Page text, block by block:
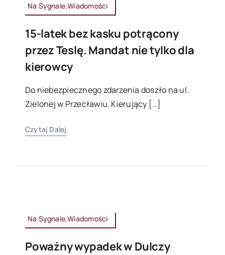
Na Sygnale,Wiadomości
15-latek bez kasku potrącony
przez Teslę. Mandat nie tylko dla
kierowcy
Do niebezpiecznego zdarzenia doszło na ul.
Zielonej w Przecławiu. Kierujący […]
Czytaj Dalej
Na Sygnale,Wiadomości
Poważny wypadek w Dulczy